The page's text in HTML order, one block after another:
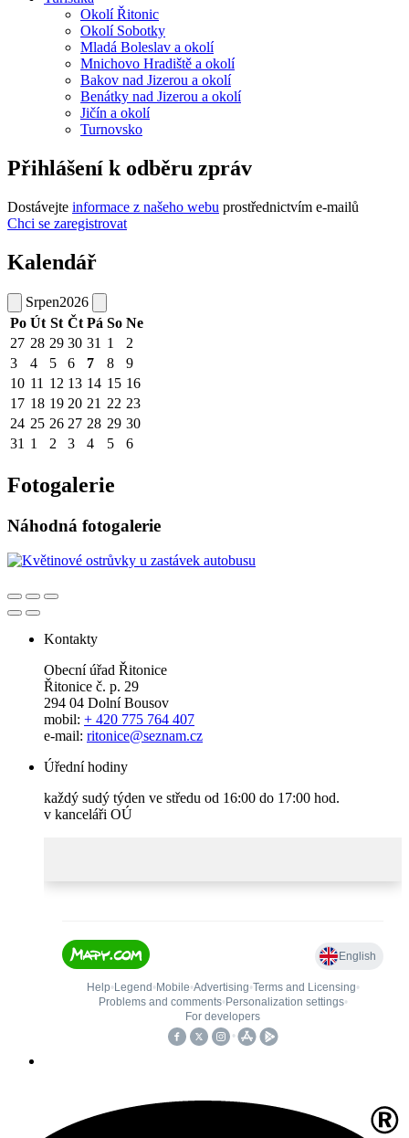
Okolí Řitonic
Okolí Sobotky
Mladá Boleslav a okolí
Mnichovo Hradiště a okolí
Bakov nad Jizerou a okolí
Benátky nad Jizerou a okolí
Jičín a okolí
Turnovsko
Přihlášení k odběru zpráv
Dostávejte informace z našeho webu prostřednictvím e-mailů
Chci se zaregistrovat
Kalendář
Srpen2026
Po Út St Čt Pá So Ne
27 28 29 30 31 1
2
3
4 5 6 7 8
9
10 11 12 13 14 15 16
17 18 19 20 21 22 23
24 25 26 27 28 29 30
31 1 2 3 4 5 6
Fotogalerie
Náhodná fotogalerie
Kontakty
Obecní úřad Řitonice
Řitonice č. p. 29
294 04 Dolní Bousov
mobil: + 420 775 764 407
e-mail: ritonice@seznam.cz
Úřední hodiny
každý sudý týden ve středu od 16:00 do 17:00 hod.
v kanceláři OÚ